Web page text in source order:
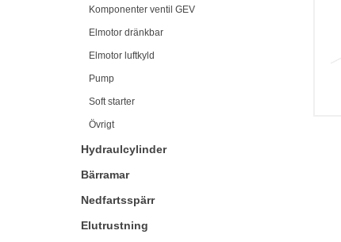
Komponenter ventil GEV
Elmotor dränkbar
Elmotor luftkyld
Pump
Soft starter
Övrigt
Hydraulcylinder
Bärramar
Nedfartsspärr
Elutrustning